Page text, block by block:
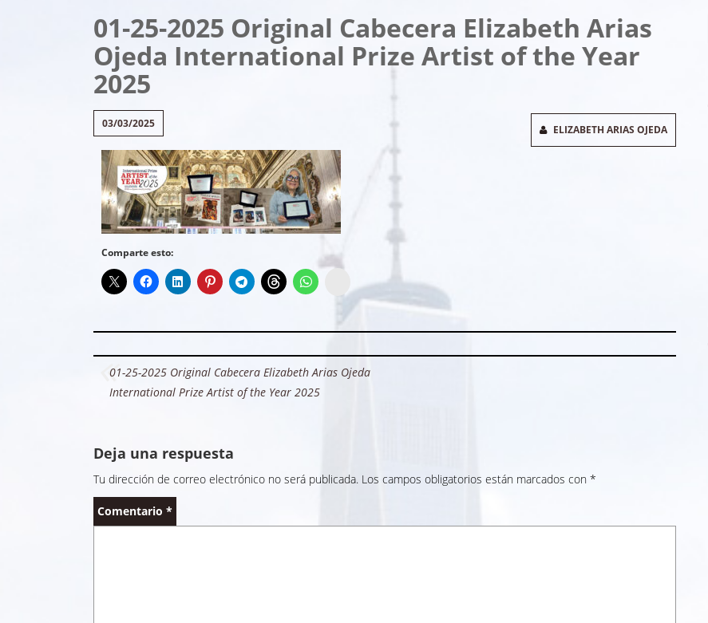
01-25-2025 Original Cabecera Elizabeth Arias
Ojeda International Prize Artist of the Year
2025
03/03/2025 ELIZABETH ARIAS OJEDA
Comparte esto:
Instagram
Navegación
de
01-25-2025 Original Cabecera Elizabeth Arias Ojeda
International Prize Artist of the Year 2025
Deja una respuesta
Tu dirección de correo electrónico no será publicada. Los campos obligatorios están marcados con *
Comentario *